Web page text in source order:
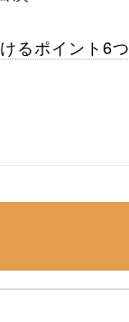
るポイント6つ